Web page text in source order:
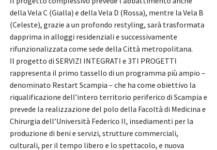
della Vela C (Gialla) e della Vela D (Rossa), mentre la Vela B
(Celeste), grazie a un profondo restyling, sarà trasformata
dapprima in alloggi residenziali e successivamente
rifunzionalizzata come sede della Città metropolitana.
Il progetto di SERVIZI INTEGRATI e 3TI PROGETTI
rappresenta il primo tassello di un programma più ampio –
denominato Restart Scampia – che ha come obiettivo la
riqualificazione dell’intero territorio periferico di Scampia e
prevede la realizzazione del polo della Facoltà di Medicina e
Chirurgia dell’Università Federico II, insediamenti per la
produzione di beni e servizi, strutture commerciali,
culturali, per il tempo libero e lo spettacolo, e nuova